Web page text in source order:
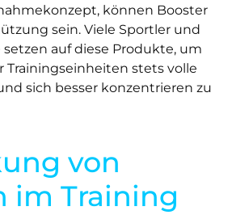
können Booster
sein. Viele Sportler und
auf diese Produkte, um
Trainingseinheiten stets volle
sich besser konzentrieren zu
von
im Training